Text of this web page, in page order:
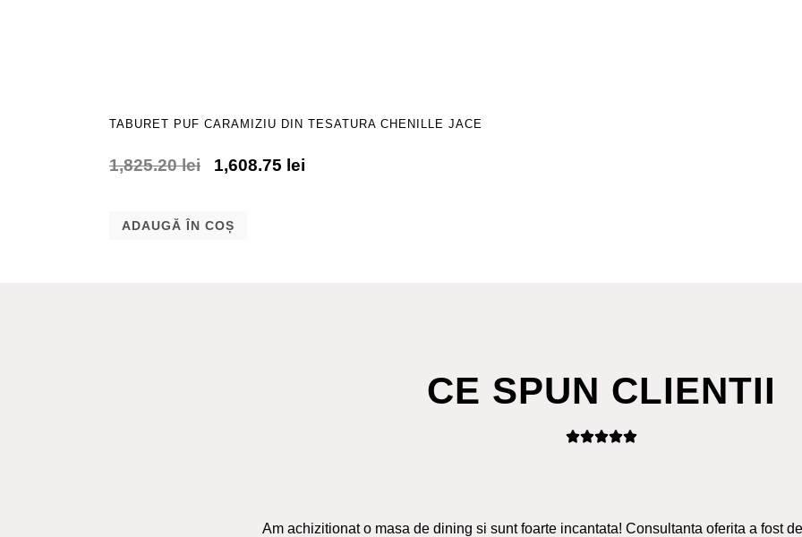
TABURET PUF CARAMIZIU DIN TESATURA CHENILLE JACE
1,825.20lei 1,608.75 lei
ADAUGĂ ÎN COȘ
CE SPUN CLIENTII
Am achizitionat o masa de dining si sunt foarte incantata! Consultanta oferita a fost